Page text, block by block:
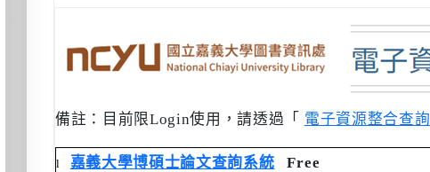
備註：目前限Login使用，請透過「 電子資源整合查詢
l 嘉義大學博碩士論文查詢系統 Free